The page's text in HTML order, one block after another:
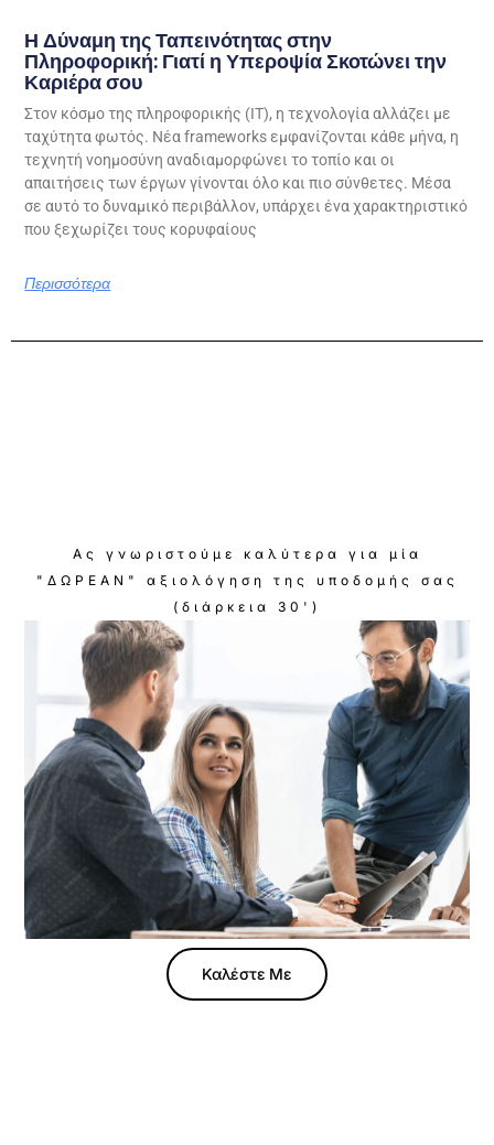
Η Δύναμη της Ταπεινότητας στην
Πληροφορική: Γιατί η Υπεροψία Σκοτώνει την
Καριέρα σου
Στον κόσμο της πληροφορικής (IT), η τεχνολογία αλλάζει με
ταχύτητα φωτός. Νέα frameworks εμφανίζονται κάθε μήνα, η
τεχνητή νοημοσύνη αναδιαμορφώνει το τοπίο και οι
απαιτήσεις των έργων γίνονται όλο και πιο σύνθετες. Μέσα
σε αυτό το δυναμικό περιβάλλον, υπάρχει ένα χαρακτηριστικό
που ξεχωρίζει τους κορυφαίους
Περισσότερα
Ας γνωριστούμε καλύτερα για μία
"ΔΩΡΕΑΝ" αξιολόγηση της υποδομής σας
(διάρκεια 30')
Καλέστε Με